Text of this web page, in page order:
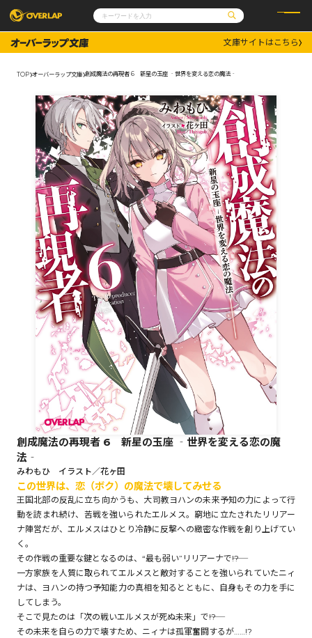
コミックガルド
コミッククリエ
文庫
ノベルス
その他
コミックエッセイ
ポケットモンスター
アニメ
ゲーム
通販・NEWS
OVERLAP STORE
オーバーラップ広報室
企業
会社概要
採用情報
アクセス
オーバーラップホールディングス
お問い合わせはこちら
オーバーラップ文庫
オーバーラップノベルス
オーバーラップノベルスf
ロサージュノベルス
コミックガルド
リキューレ
文庫サイトはこちら
TOP オーバーラップ文庫 創成魔法の再現者 6 新星の玉座 ‐世界を変える恋の魔法‐
創成魔法の再現者 6 新星の玉座 ‐世界を変える恋の魔
法‐
みわもひ イラスト／花ヶ田
この世界は、恋（ボク）の魔法で壊してみせる
王国北部の反乱に立ち向かうも、大司教ヨハンの未来予知の力によって行
動を読まれ続け、苦戦を強いられたエルメス。窮地に立たされたリリアー
ナ陣営だが、エルメスはひとり冷静に反撃への緻密な作戦を創り上げてい
く。
その作戦の重要な鍵となるのは、“最も弱い”リリアーナで――!?
一方家族を人質に取られてエルメスと敵対することを強いられていたニィ
ナは、ヨハンの持つ予知能力の真相を知るとともに、自身もその力を手に
してしまう。
そこで見たのは「次の戦いエルメスが死ぬ未来」で――!?
その未来を自らの力で壊すため、ニィナは孤軍奮闘するが……!?